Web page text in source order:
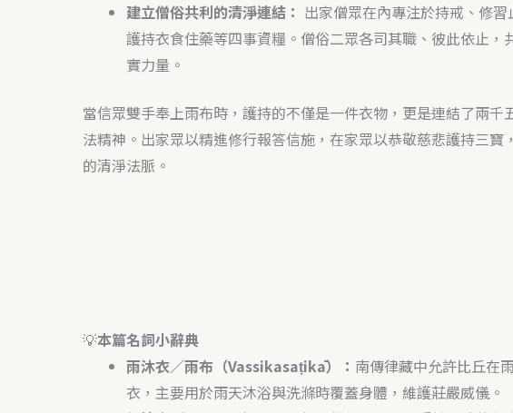
建立僧俗共利的清淨連結： 出家僧眾在內專注於持戒、修
護持衣食住藥等四事資糧。僧俗二眾各司其職、彼此依止，
實力量。
當信眾雙手奉上雨布時，護持的不僅是一件衣物，更是連結了兩千
法精神。出家眾以精進修行報答信施，在家眾以恭敬慈悲護持三寶
的清淨法脈。
💡本篇名詞小辭典
雨沐衣／雨布（Vassikasaṭikā）： 南傳律藏中允許比丘在
衣，主要用於雨天沐浴與洗滌時覆蓋身體，維護莊嚴威儀。